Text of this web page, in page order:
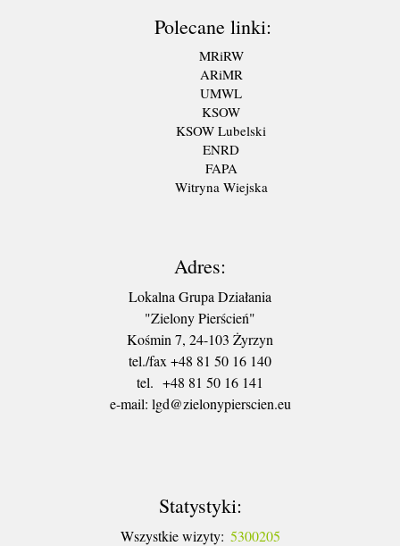
Polecane linki:
MRiRW
ARiMR
UMWL
KSOW
KSOW Lubelski
ENRD
FAPA
Witryna Wiejska
Adres:
Lokalna Grupa Działania
"Zielony Pierścień"
Kośmin 7, 24-103 Żyrzyn
tel./fax +48 81 50 16 140
tel. +48 81 50 16 141
​e-mail: lgd@zielonypierscien.eu
Statystyki:
Wszystkie wizyty: 5300205